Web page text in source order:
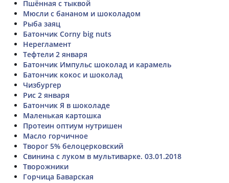
Пшённая с тыквой
Мюсли с бананом и шоколадом
Рыба заяц
Батончик Corny big nuts
Нерегламент
Тефтели 2 января
Батончик Импульс шоколад и карамель
Батончик кокос и шоколад
Чизбургер
Рис 2 января
Батончик Я в шоколаде
Маленькая картошка
Протеин оптиум нутришен
Масло горчичное
Творог 5% белоцерковский
Свинина с луком в мультиварке. 03.01.2018
Творожники
Горчица Баварская